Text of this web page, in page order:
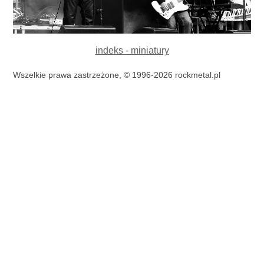
indeks - miniatury
Wszelkie prawa zastrzeżone, © 1996-2026 rockmetal.pl